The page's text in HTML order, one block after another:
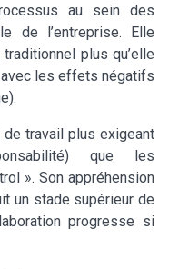
au sein des
de l’entreprise. Elle
plus qu’elle
les effets négatifs
de travail plus exigeant
que les
». Son appréhension
un stade supérieur de
progresse si